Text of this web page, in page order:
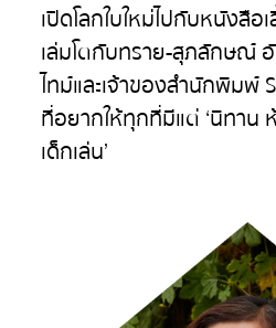
เปิดโลกใบใหม่ไปกับหนังสื
เล่มโตกับทราย-สุภลักษณ์
ไทม์และเจ้าของสำนักพิมพ์
ที่อยากให้ทุกที่มีแต่ ‘นิทาน
เด็กเล่น’